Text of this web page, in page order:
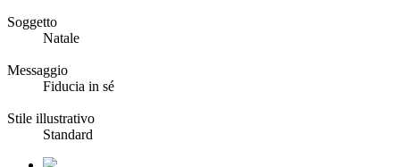
Soggetto
Natale
Messaggio
Fiducia in sé
Stile illustrativo
Standard